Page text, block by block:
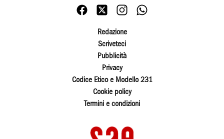
Redazione
Scriveteci
Pubblicità
Privacy
Codice Etico e Modello 231
Cookie policy
Termini e condizioni